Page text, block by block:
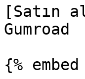
[Satın
Gumroad
{%